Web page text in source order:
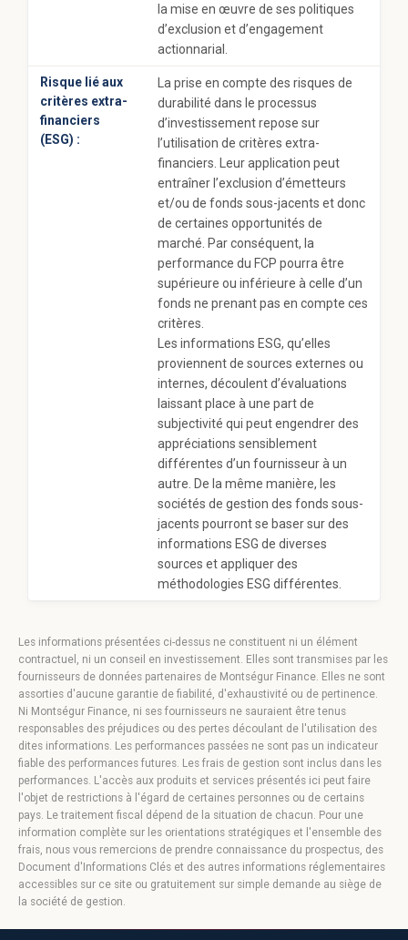
la mise en œuvre de ses politiques
d’exclusion et d’engagement
actionnarial.
Risque lié aux
critères extra-
financiers
(ESG) :
La prise en compte des risques de
durabilité dans le processus
d’investissement repose sur
l’utilisation de critères extra-
financiers. Leur application peut
entraîner l’exclusion d’émetteurs
et/ou de fonds sous-jacents et donc
de certaines opportunités de
marché. Par conséquent, la
performance du FCP pourra être
supérieure ou inférieure à celle d’un
fonds ne prenant pas en compte ces
critères.
Les informations ESG, qu’elles
proviennent de sources externes ou
internes, découlent d’évaluations
laissant place à une part de
subjectivité qui peut engendrer des
appréciations sensiblement
différentes d’un fournisseur à un
autre. De la même manière, les
sociétés de gestion des fonds sous-
jacents pourront se baser sur des
informations ESG de diverses
sources et appliquer des
méthodologies ESG différentes.
Les informations présentées ci-dessus ne constituent ni un élément
contractuel, ni un conseil en investissement. Elles sont transmises par les
fournisseurs de données partenaires de Montségur Finance. Elles ne sont
assorties d'aucune garantie de fiabilité, d'exhaustivité ou de pertinence.
Ni Montségur Finance, ni ses fournisseurs ne sauraient être tenus
responsables des préjudices ou des pertes découlant de l'utilisation des
dites informations. Les performances passées ne sont pas un indicateur
fiable des performances futures. Les frais de gestion sont inclus dans les
performances. L'accès aux produits et services présentés ici peut faire
l'objet de restrictions à l'égard de certaines personnes ou de certains
pays. Le traitement fiscal dépend de la situation de chacun. Pour une
information complète sur les orientations stratégiques et l'ensemble des
frais, nous vous remercions de prendre connaissance du prospectus, des
Document d'Informations Clés et des autres informations réglementaires
accessibles sur ce site ou gratuitement sur simple demande au siège de
la société de gestion.